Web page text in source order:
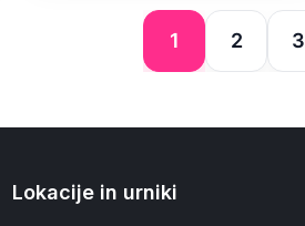
1 2 3
Lokacije in urniki